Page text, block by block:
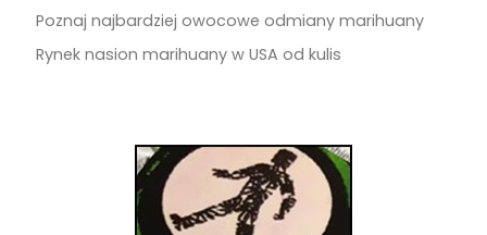
Poznaj najbardziej owocowe odmiany marihuany
Rynek nasion marihuany w USA od kulis